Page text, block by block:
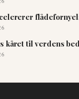
kåret til verdens